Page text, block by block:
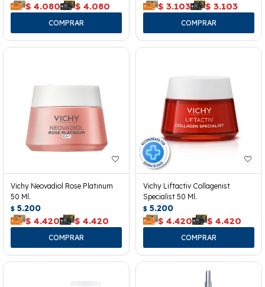
$ 4.080 $ 4.080 $ 3.103 $ 3.103
Vichy Neovadiol Rose Platinum
50 Ml.
$ 5.200
$ 4.420 $ 4.420
Vichy Liftactiv Collagenist
Specialist 50 Ml.
$ 5.200
$ 4.420 $ 4.420